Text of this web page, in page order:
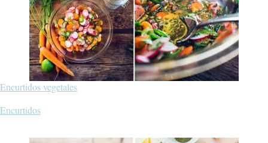
Encurtidos vegetales
Respecto a
Encurtidos